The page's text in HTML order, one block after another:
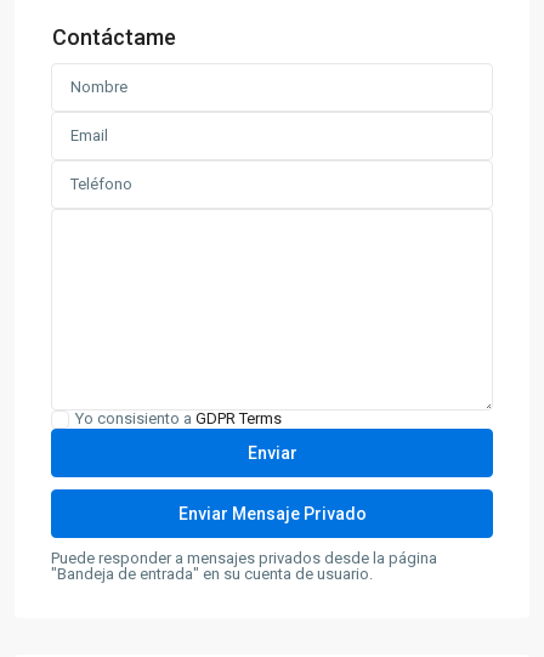
Contáctame
Yo consisiento a GDPR Terms
Puede responder a mensajes privados desde la página
"Bandeja de entrada" en su cuenta de usuario.